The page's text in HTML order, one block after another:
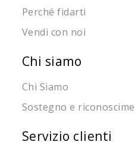
Perché fidarti
Vendi con noi
Chi siamo
Chi Siamo
Sostegno e
Servizio clienti